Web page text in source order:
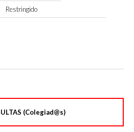
Restringido
(Colegiad@s)